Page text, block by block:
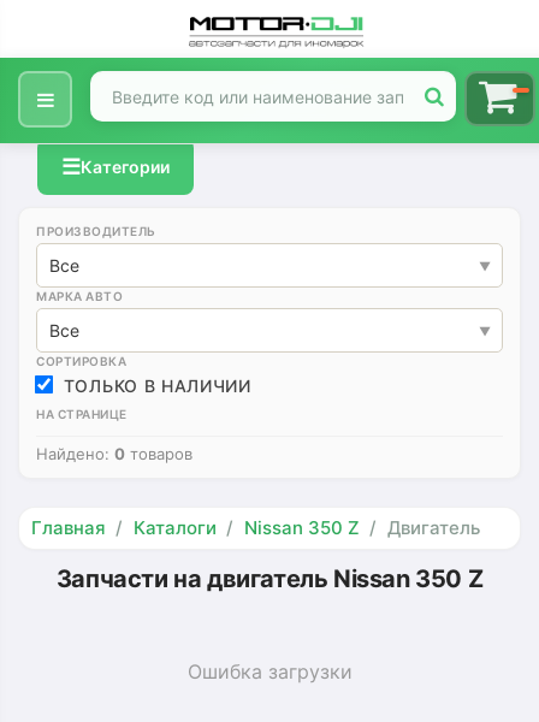
☰Категории
ПРОИЗВОДИТЕЛЬ
Все
МАРКА АВТО
Все
СОРТИРОВКА
ТОЛЬКО В НАЛИЧИИ
НА СТРАНИЦЕ
Найдено: 0 товаров
Главная Каталоги Nissan 350 Z Двигатель
Запчасти на двигатель Nissan 350 Z
Ошибка загрузки